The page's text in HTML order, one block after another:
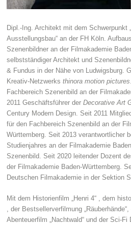
Dipl.-Ing. Architekt mit dem Schwerpunkt
Ausstellungsbau“ an der FH Köln.
Szenenbildner an der Filmakademie
selbstständiger Architekt und
& Fundus in der Nähe von Ludwigsburg.
Kreativ-Netzwerksthinora motion pictures
Fachbereich Szenenbild an der
2011 Geschäftsführer derDecorative Art
Century Modern Design. Seit 2011
für den Fachbereich Szenenbild an der
Württemberg. Seit 2013 verantwortlicher
Studienjahres an der Filmakademie
Szenenbild. Seit 2020 leitender Dozent
der Filmakademie Baden-Württemberg.
Deutschen Filmakademie in der Sektion
Mit dem Historienfilm „Henri 4“ , dem
, der Bestsellerverfilmung
Abenteuerfilm „Nachtwald“ und der Sci-Fi